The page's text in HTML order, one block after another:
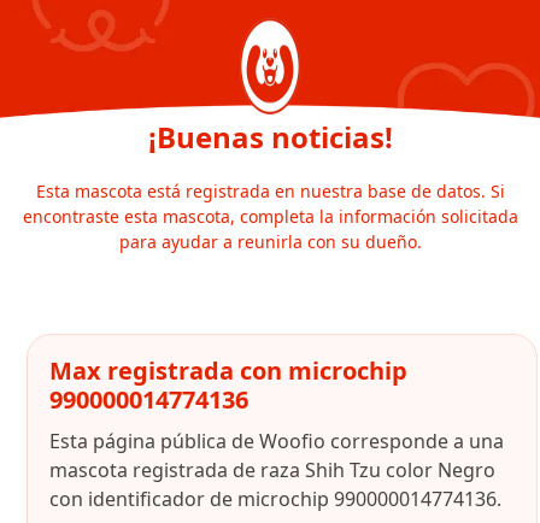
¡Buenas noticias!
Esta mascota está registrada en nuestra base de datos. Si
encontraste esta mascota, completa la información solicitada
para ayudar a reunirla con su dueño.
Max registrada con microchip
990000014774136
Esta página pública de Woofio corresponde a una
mascota registrada de raza Shih Tzu color Negro
con identificador de microchip 990000014774136.